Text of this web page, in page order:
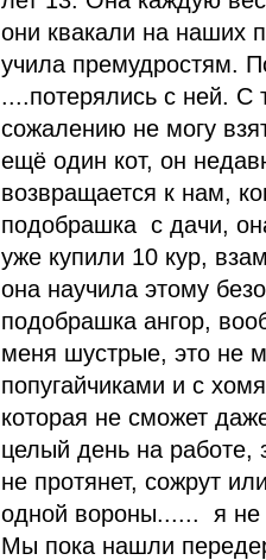
они квакали на наших
учила премудростям.
....потерялись с ней. С
сожалению не могу
ещё один кот, он
возвращается к нам,
подобрашка с дачи,
уже купили 10 кур,
она научила этому
подобрашка ангор,
меня шустрые, это не
попугайчиками и с
которая не сможет
целый день на работе,
не протянет, сожрут
одной вороны...... я не
Мы пока нашли